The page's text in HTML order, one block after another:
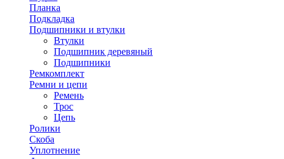
Планка
Подкладка
Подшипники и втулки
Втулки
Подшипник деревяный
Подшипники
Ремкомплект
Ремни и цепи
Ремень
Трос
Цепь
Ролики
Скоба
Уплотнение